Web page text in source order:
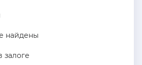
найдены
залоге